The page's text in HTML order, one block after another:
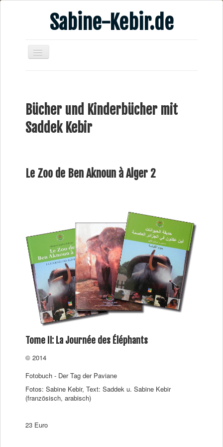
Sabine-Kebir.de
Publikationen
Veranstaltungsangebote
Verschiedenes
Bücher und Kinderbücher mit
Saddek Kebir
Le Zoo de Ben Aknoun à Alger 2
Tome II: La Journée des Éléphants
© 2014
Fotobuch - Der Tag der Paviane
Fotos: Sabine Kebir, Text: Saddek u. Sabine Kebir
(französisch, arabisch)
23 Euro